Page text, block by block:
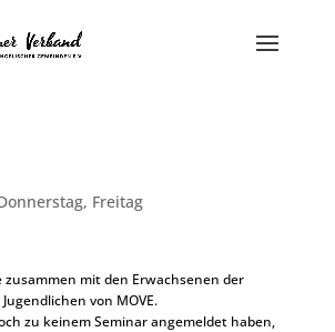
, Freitag
zusammen mit den Erwachsenen der
von MOVE.
zu keinem Seminar angemeldet haben,